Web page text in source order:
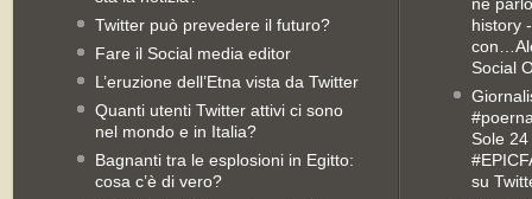
Twitter può prevedere il futuro?
Fare il Social media editor
L’eruzione dell’Etna vista da Twitter
Quanti utenti Twitter attivi ci sono
nel mondo e in Italia?
Bagnanti tra le esplosioni in Egitto:
cosa c’è di vero?
ne
history
Social
Sole
su